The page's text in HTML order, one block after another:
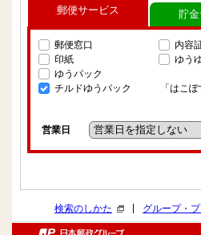
郵便サービス
郵便窓口
印紙
ゆうパック
チルドゆうパック
内容
ゆう
「はこ
営業日
貯
検索のしかた グループ・